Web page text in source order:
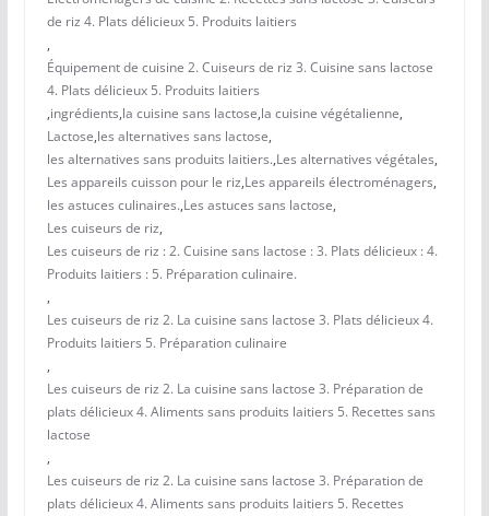
de riz 4. Plats délicieux 5. Produits laitiers
,
Équipement de cuisine 2. Cuiseurs de riz 3. Cuisine sans lactose
4. Plats délicieux 5. Produits laitiers
,ingrédients,la cuisine sans lactose,la cuisine végétalienne,
Lactose,les alternatives sans lactose,
les alternatives sans produits laitiers.,Les alternatives végétales,
Les appareils cuisson pour le riz,Les appareils électroménagers,
les astuces culinaires.,Les astuces sans lactose,
Les cuiseurs de riz,
Les cuiseurs de riz : 2. Cuisine sans lactose : 3. Plats délicieux : 4.
Produits laitiers : 5. Préparation culinaire.
,
Les cuiseurs de riz 2. La cuisine sans lactose 3. Plats délicieux 4.
Produits laitiers 5. Préparation culinaire
,
Les cuiseurs de riz 2. La cuisine sans lactose 3. Préparation de
plats délicieux 4. Aliments sans produits laitiers 5. Recettes sans
lactose
,
Les cuiseurs de riz 2. La cuisine sans lactose 3. Préparation de
plats délicieux 4. Aliments sans produits laitiers 5. Recettes